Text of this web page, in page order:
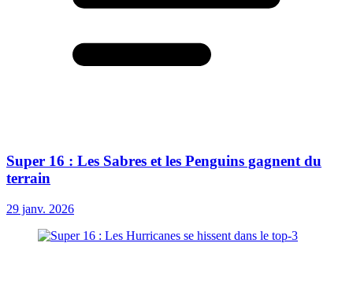
Super 16 : Les Sabres et les Penguins gagnent du
terrain
29 janv. 2026